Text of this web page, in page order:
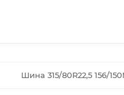
Шина 315/80R22,5 156/